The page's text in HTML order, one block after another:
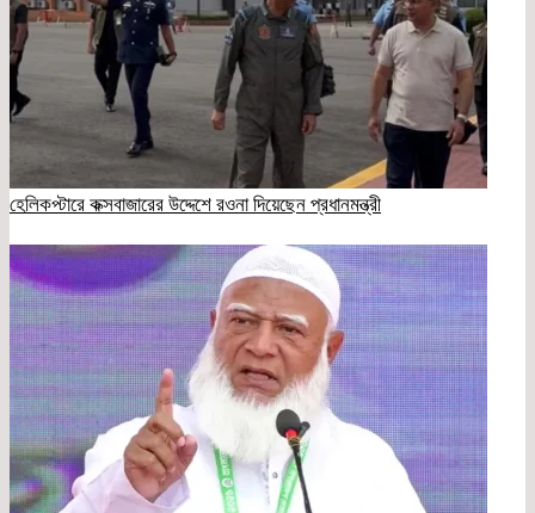
হেলিকপ্টারে কক্সবাজারের উদ্দেশে রওনা দিয়েছেন প্রধানমন্ত্রী